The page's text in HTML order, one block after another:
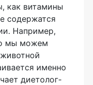
как витамины
содержатся
Например,
мы можем
именно
диетолог-